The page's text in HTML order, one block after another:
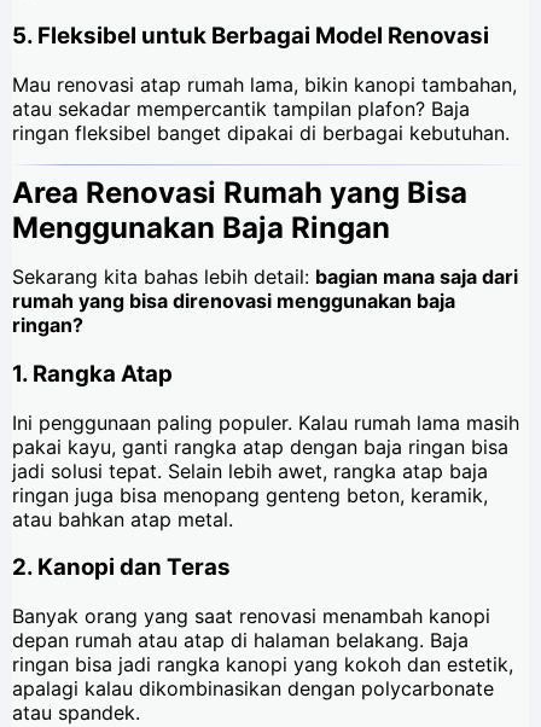
5. Fleksibel untuk Berbagai Model Renovasi
Mau renovasi atap rumah lama, bikin kanopi tambahan,
atau sekadar mempercantik tampilan plafon? Baja
ringan fleksibel banget dipakai di berbagai kebutuhan.
Area Renovasi Rumah yang Bisa
Menggunakan Baja Ringan
Sekarang kita bahas lebih detail: bagian mana saja dari
rumah yang bisa direnovasi menggunakan baja
ringan?
1. Rangka Atap
Ini penggunaan paling populer. Kalau rumah lama masih
pakai kayu, ganti rangka atap dengan baja ringan bisa
jadi solusi tepat. Selain lebih awet, rangka atap baja
ringan juga bisa menopang genteng beton, keramik,
atau bahkan atap metal.
2. Kanopi dan Teras
Banyak orang yang saat renovasi menambah kanopi
depan rumah atau atap di halaman belakang. Baja
ringan bisa jadi rangka kanopi yang kokoh dan estetik,
apalagi kalau dikombinasikan dengan polycarbonate
atau spandek.